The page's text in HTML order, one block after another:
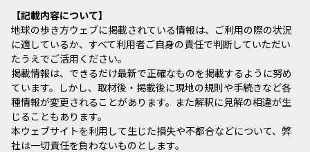
記載内容について
地球の歩き方ウェブに掲載されている情報は、ご利用の際の状況
に適しているか、すべて利用者ご自身の責任で判断していただい
たうえでご活用ください。
掲載情報は、できるだけ最新で正確なものを掲載するように努め
ています。しかし、取材後・掲載後に現地の規則や手続きなど各
種情報が変更されることがあります。また解釈に見解の相違が生
じることもあります。
本ウェブサイトを利用して生じた損失や不都合などについて、弊
社は一切責任を負わないものとします。